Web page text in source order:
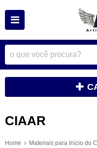
CIAAR
Home Materiais para Início do